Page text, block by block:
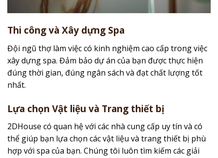
Thi công và Xây dựng Spa
Đội ngũ thợ làm việc có kinh nghiệm cao cấp trong việc
xây dựng spa. Đảm bảo dự án của bạn được thực hiện
đúng thời gian, đúng ngân sách và đạt chất lượng tốt
nhất.
Lựa chọn Vật liệu và Trang thiết bị
2DHouse có quan hệ với các nhà cung cấp uy tín và có
thể giúp bạn lựa chọn các vật liệu và trang thiết bị phù
hợp với spa của bạn. Chúng tôi luôn tìm kiếm các giải